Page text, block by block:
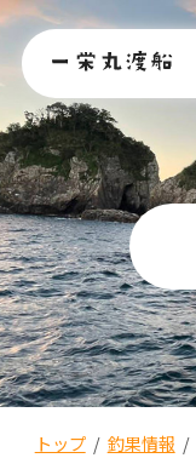
トップ/ 釣果情報 /